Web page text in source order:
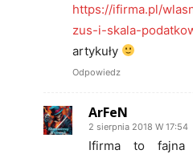
https://ifirma.pl/
zus-i-skala-
artykuły
Odpowiedz
ArFeN
2 sierpnia 2018 W 17:54
Ifirma to fajna